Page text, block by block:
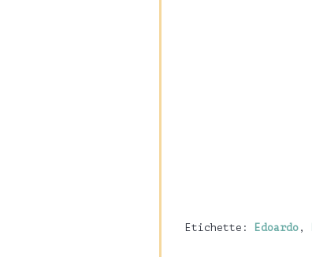
Etichette: Edoardo ,